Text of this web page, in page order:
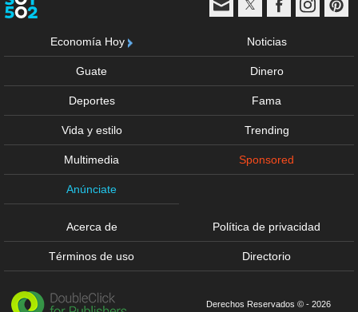
Economía Hoy Noticias
Guate Dinero
Deportes Fama
Vida y estilo Trending
Multimedia Sponsored
Anúnciate
Acerca de Política de privacidad
Términos de uso Directorio
Derechos Reservados © - 2026